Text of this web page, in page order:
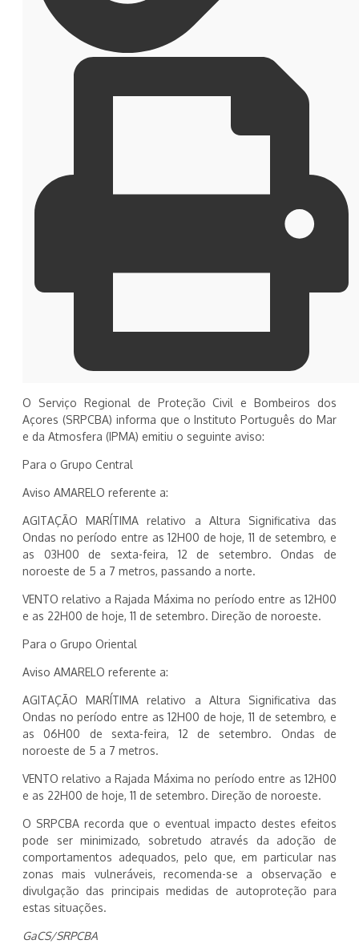
O Serviço Regional de Proteção Civil e Bombeiros dos
Açores (SRPCBA) informa que o Instituto Português do Mar
e da Atmosfera (IPMA) emitiu o seguinte aviso:
Para o Grupo Central
Aviso AMARELO referente a:
AGITAÇÃO MARÍTIMA relativo a Altura Significativa das
Ondas no período entre as 12H00 de hoje, 11 de setembro, e
as 03H00 de sexta-feira, 12 de setembro. Ondas de
noroeste de 5 a 7 metros, passando a norte.
VENTO relativo a Rajada Máxima no período entre as 12H00
e as 22H00 de hoje, 11 de setembro. Direção de noroeste.
Para o Grupo Oriental
Aviso AMARELO referente a:
AGITAÇÃO MARÍTIMA relativo a Altura Significativa das
Ondas no período entre as 12H00 de hoje, 11 de setembro, e
as 06H00 de sexta-feira, 12 de setembro. Ondas de
noroeste de 5 a 7 metros.
VENTO relativo a Rajada Máxima no período entre as 12H00
e as 22H00 de hoje, 11 de setembro. Direção de noroeste.
O SRPCBA recorda que o eventual impacto destes efeitos
pode ser minimizado, sobretudo através da adoção de
comportamentos adequados, pelo que, em particular nas
zonas mais vulneráveis, recomenda-se a observação e
divulgação das principais medidas de autoproteção para
estas situações.
GaCS/SRPCBA